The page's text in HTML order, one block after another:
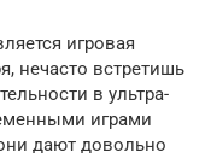
игровая
нечасто встретишь
в ультра-
играми
дают довольно